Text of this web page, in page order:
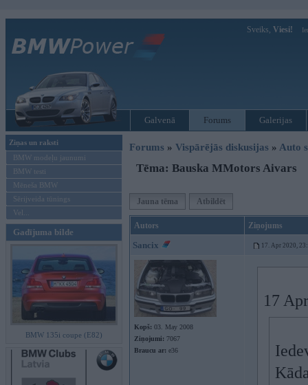
Sveiks, Viesi!
Galvenā Forums Galerijas
Ziņas un raksti
BMW modeļu jaunumi
BMW testi
Mēneša BMW
Sērijveida tūnings
Vel...
Gadījuma bilde
BMW 135i coupe (E82)
Forums » Vispārējās diskusijas » Auto
Tēma: Bauska MMotors Aivars
Jauna tēma Atbildēt
Autors Ziņojums
Sancix 17. Apr 2020,
Kopš: 03. May 2008
Ziņojumi: 7067
Braucu ar: e36
17